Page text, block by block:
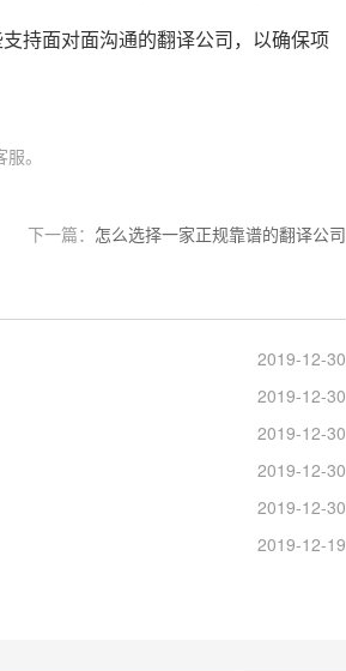
持面对面沟通的翻译公司，以确保项
。
下一篇： 怎么选择一家正规靠谱的翻译公司
2019-12-30
2019-12-30
2019-12-30
2019-12-30
2019-12-30
2019-12-19